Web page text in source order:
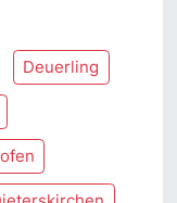
Deuerling